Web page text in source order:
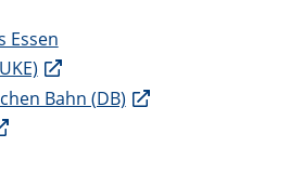
Essen
Bahn (DB)